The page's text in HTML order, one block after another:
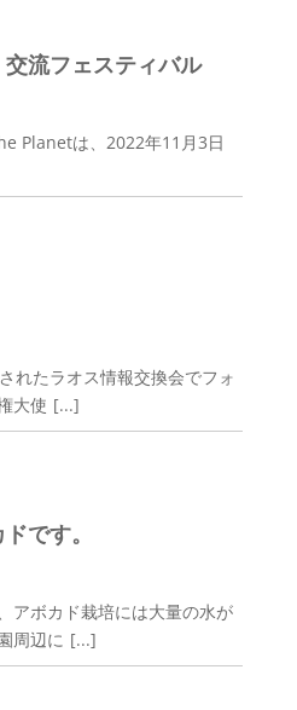
流フェスティバル
Planetは、2022年11月3日
れたラオス情報交換会でフォ
大使 [...]
です。
アボカド栽培には大量の水が
周辺に [...]